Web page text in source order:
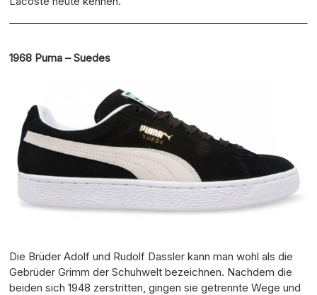
1968 Puma – Suedes
Die Brüder Adolf und Rudolf Dassler kann man wohl als die
Gebrüder Grimm der Schuhwelt bezeichnen. Nachdem die
beiden sich 1948 zerstritten, gingen sie getrennte Wege und